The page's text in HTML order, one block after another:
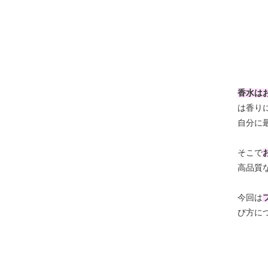
香水は
は香り
自分に
そこで
高品質
今回は
び方に